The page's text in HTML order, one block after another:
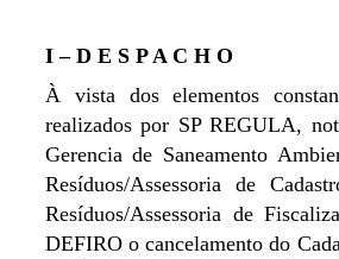
I – D E S P A C H O
À vista dos elementos
realizados por SP REGULA,
Gerencia de Saneamento
Resíduos/Assessoria de
Resíduos/Assessoria de
DEFIRO o cancelamento do